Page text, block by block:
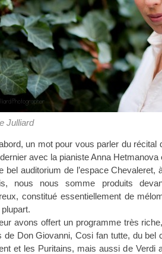
Julliard
un mot pour vous parler du récital
avec la pianiste Anna Hetmanova
bel auditorium de l’espace Chevaleret,
nous nous somme produits
constitué essentiellement de
avons offert un programme très
de Don Giovanni, Cosi fan tutte, du bel
et les Puritains, mais aussi de Verdi